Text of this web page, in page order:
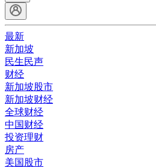
最新
新加坡
民生民声
财经
新加坡股市
新加坡财经
全球财经
中国财经
投资理财
房产
美国股市